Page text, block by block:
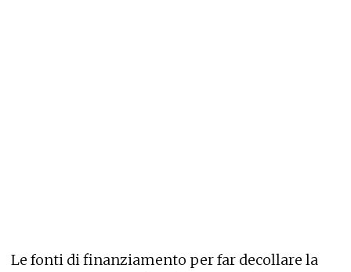
Le fonti di finanziamento per far decollare la